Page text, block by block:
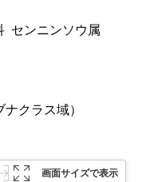
センニンソウ属
クラス域）
画面サイズで表示